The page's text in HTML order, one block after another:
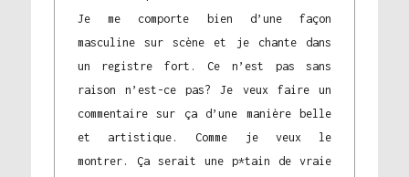
Je me comporte bien d’une façon
masculine sur scène et je chante dans
un registre fort. Ce n’est pas sans
raison n’est-ce pas? Je veux faire un
commentaire sur ça d’une manière belle
et artistique. Comme je veux le
montrer. Ça serait une p*tain de vraie